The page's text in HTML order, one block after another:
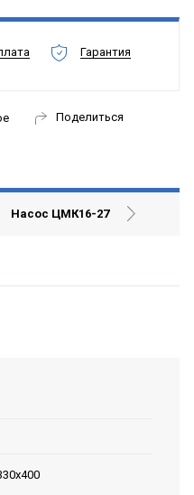
Гарантия
Поделиться
Насос ЦМК16-27